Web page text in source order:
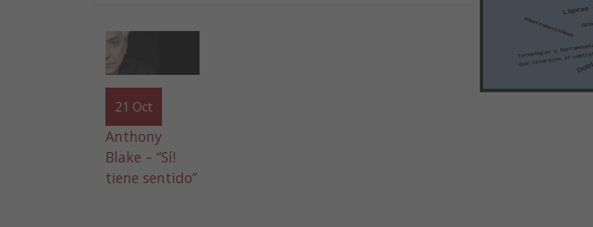
21 Oct
Anthony
Blake – “Sí!
tiene sentido”